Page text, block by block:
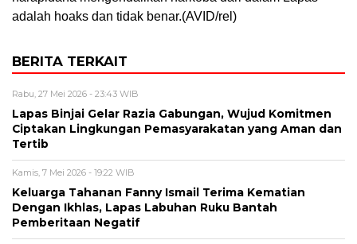
adalah hoaks dan tidak benar.(AVID/rel)
BERITA TERKAIT
Rabu, 27 Mei 2026 - 23:43 WIB
Lapas Binjai Gelar Razia Gabungan, Wujud Komitmen
Ciptakan Lingkungan Pemasyarakatan yang Aman dan
Tertib
Kamis, 7 Mei 2026 - 19:22 WIB
Keluarga Tahanan Fanny Ismail Terima Kematian
Dengan Ikhlas, Lapas Labuhan Ruku Bantah
Pemberitaan Negatif